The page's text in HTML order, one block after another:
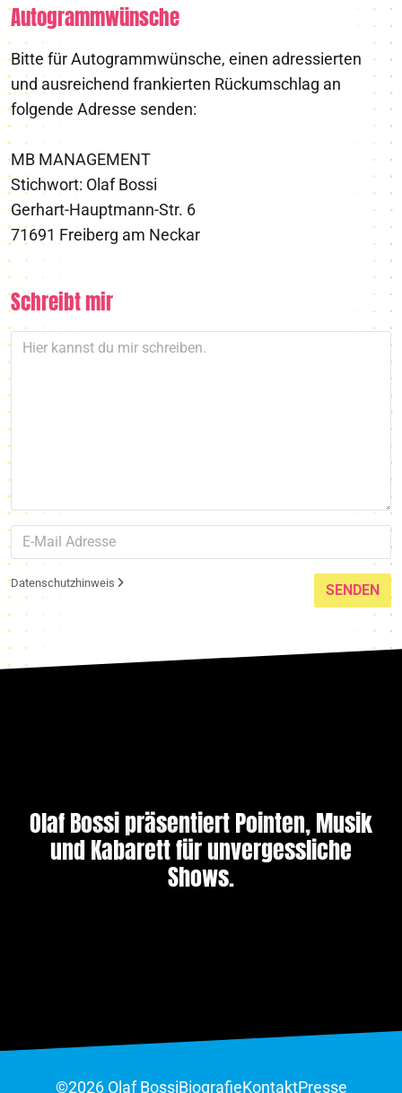
Autogrammwünsche
Bitte für Autogrammwünsche, einen adressierten
und ausreichend frankierten Rückumschlag an
folgende Adresse senden:
MB MANAGEMENT
Stichwort: Olaf Bossi
Gerhart-Hauptmann-Str. 6
71691 Freiberg am Neckar
Schreibt mir
Datenschutzhinweis SENDEN
Olaf Bossi präsentiert Pointen, Musik
und Kabarett für unvergessliche
Shows.
©2026 Olaf BossiBiografieKontaktPresse